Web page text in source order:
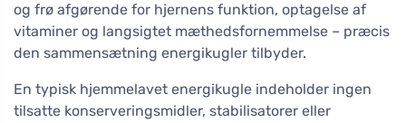
og frø afgørende for hjernens funktion, optagelse af
vitaminer og langsigtet mæthedsfornemmelse – præcis
den sammensætning energikugler tilbyder.
En typisk hjemmelavet energikugle indeholder ingen
tilsatte konserveringsmidler, stabilisatorer eller